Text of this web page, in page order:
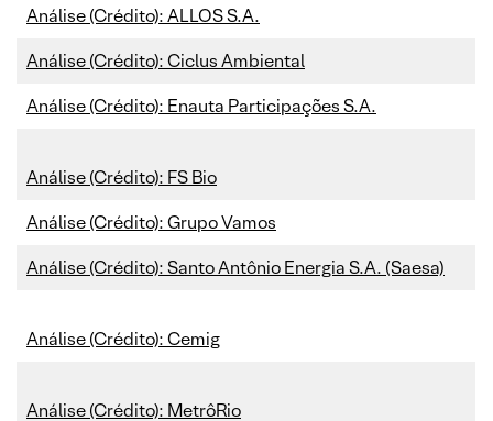
Análise (Crédito): ALLOS S.A.
Análise (Crédito): Ciclus Ambiental
Análise (Crédito): Enauta Participações S.A.
Análise (Crédito): FS Bio
Análise (Crédito): Grupo Vamos
Análise (Crédito): Santo Antônio Energia S.A. (Saesa)
Análise (Crédito): Cemig
Análise (Crédito): MetrôRio